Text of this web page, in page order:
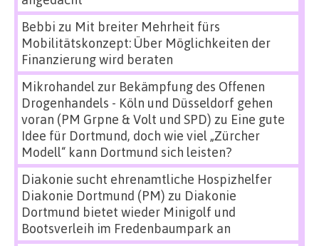
Bebbi zu Mit breiter Mehrheit fürs
Mobilitätskonzept: Über Möglichkeiten der
Finanzierung wird beraten
Mikrohandel zur Bekämpfung des Offenen
Drogenhandels - Köln und Düsseldorf gehen
voran (PM Grpne & Volt und SPD) zu Eine gute
Idee für Dortmund, doch wie viel „Zürcher
Modell“ kann Dortmund sich leisten?
Diakonie sucht ehrenamtliche Hospizhelfer
Diakonie Dortmund (PM) zu Diakonie
Dortmund bietet wieder Minigolf und
Bootsverleih im Fredenbaumpark an